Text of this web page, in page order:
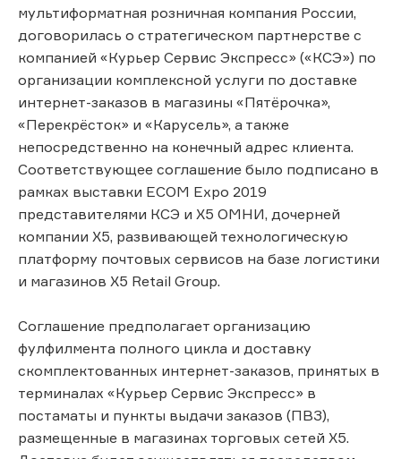
мультиформатная розничная компания России,
договорилась о стратегическом партнерстве с
компанией «Курьер Сервис Экспресс» («КСЭ») по
организации комплексной услуги по доставке
интернет-заказов в магазины «Пятёрочка»,
«Перекрёсток» и «Карусель», а также
непосредственно на конечный адрес клиента.
Соответствующее соглашение было подписано в
рамках выставки ECOM Expo 2019
представителями КСЭ и Х5 ОМНИ, дочерней
компании X5, развивающей технологическую
платформу почтовых сервисов на базе логистики
и магазинов X5 Retail Group.
Соглашение предполагает организацию
фулфилмента полного цикла и доставку
скомплектованных интернет-заказов, принятых в
терминалах «Курьер Сервис Экспресс» в
постаматы и пункты выдачи заказов (ПВЗ),
размещенные в магазинах торговых сетей X5.